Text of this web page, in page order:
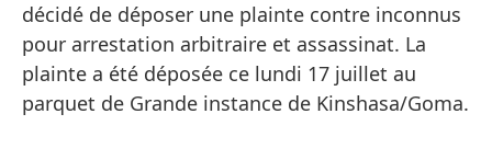
décidé de déposer une plainte contre inconnus
pour arrestation arbitraire et assassinat. La
plainte a été déposée ce lundi 17 juillet au
parquet de Grande instance de Kinshasa/Goma.